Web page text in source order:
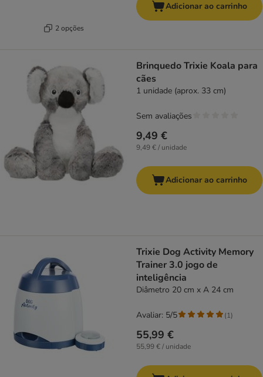
2 opções
Adicionar ao carrinho
Brinquedo Trixie Koala para
cães
1 unidade (aprox. 33 cm)
9,49 €
9,49 € / unidade
Sem avaliações
Adicionar ao carrinho
Trixie Dog Activity Memory
Trainer 3.0 jogo de
inteligência
Diâmetro 20 cm x A 24 cm
55,99 €
55,99 € / unidade
Avaliar: 5/5 (1)